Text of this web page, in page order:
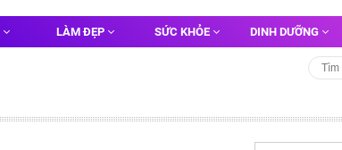
LÀM ĐẸP SỨC KHỎE DINH DƯỠNG